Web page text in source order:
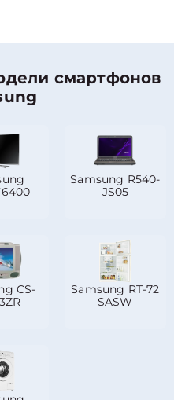
смартфонов
Samsung R540-
JS05
CS-
Samsung RT-72
SASW